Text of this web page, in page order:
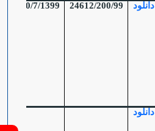
دانلود 24612/200/99
30/7/1399
دانلود